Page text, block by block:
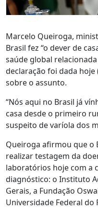
Marcelo Queiroga,
Brasil fez “o dever de
saúde global
declaração foi dada
sobre o assunto.
“Nós aqui no Brasil já
casa desde o primeiro
suspeito de varíola dos
Queiroga afirmou que o
realizar testagem da
laboratórios hoje com a
diagnóstico: o Instituto
Gerais, a Fundação
Universidade Federal do